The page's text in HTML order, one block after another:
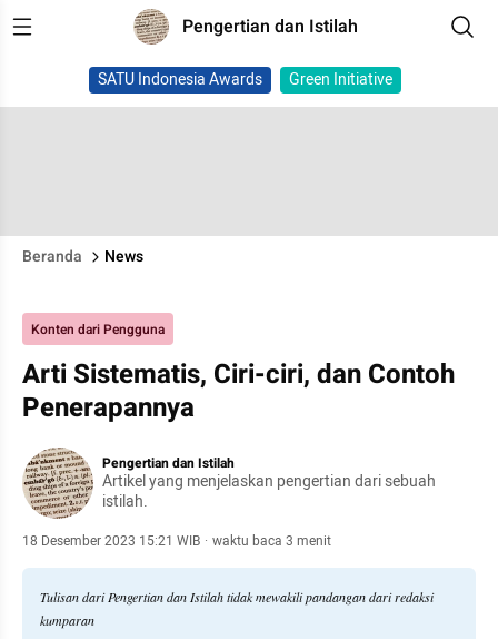
Pengertian dan Istilah
SATU Indonesia Awards Green Initiative
Beranda News
Konten dari Pengguna
Arti Sistematis, Ciri-ciri, dan Contoh
Penerapannya
Pengertian dan Istilah
Artikel yang menjelaskan pengertian dari sebuah
istilah.
18 Desember 2023 15:21 WIB · waktu baca 3 menit
Tulisan dari Pengertian dan Istilah tidak mewakili pandangan dari redaksi
kumparan